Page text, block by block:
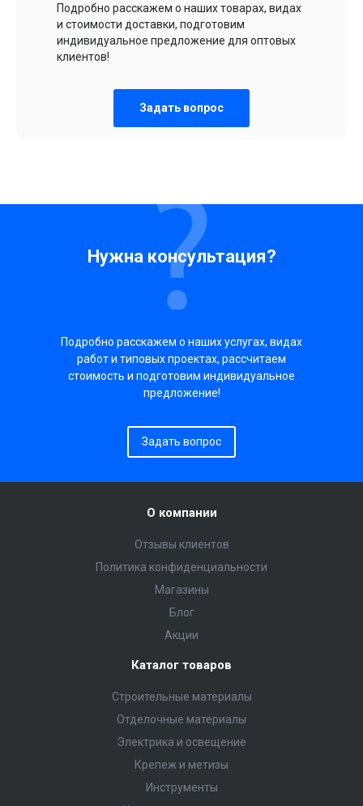
Подробно расскажем о наших товарах, видах
и стоимости доставки, подготовим
индивидуальное предложение для оптовых
клиентов!
Задать вопрос
Нужна консультация?
Подробно расскажем о наших услугах, видах
работ и типовых проектах, рассчитаем
стоимость и подготовим индивидуальное
предложение!
Задать вопрос
О компании
Отзывы клиентов
Политика конфиденциальности
Магазины
Блог
Акции
Каталог товаров
Строительные материалы
Отделочные материалы
Электрика и освещение
Крепеж и метизы
Инструменты